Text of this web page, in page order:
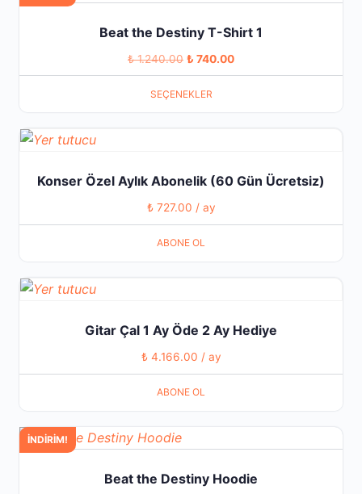
Beat the Destiny T-Shirt 1
₺1.240.00 Orijinal
fiyat:
₺ 1.240.00.
₺ 740.00Şu
andaki
SEÇENEKLER
ürünün
varyasyonu
ürün
seçilebilir
Konser Özel Aylık Abonelik (60 Gün Ücretsiz)
₺727.00 / ay
ABONE OL
Gitar Çal 1 Ay Öde 2 Ay Hediye
₺4.166.00 / ay
ABONE OL
İNDIRIM!
Beat the Destiny Hoodie
Bu
ürünün